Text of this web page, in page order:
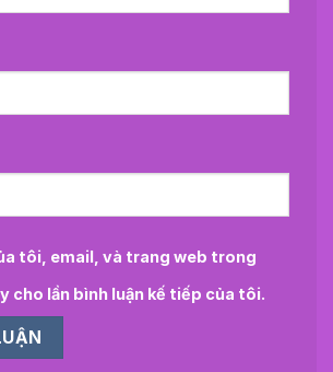
tôi, email, và trang web trong
cho lần bình luận kế tiếp của tôi.